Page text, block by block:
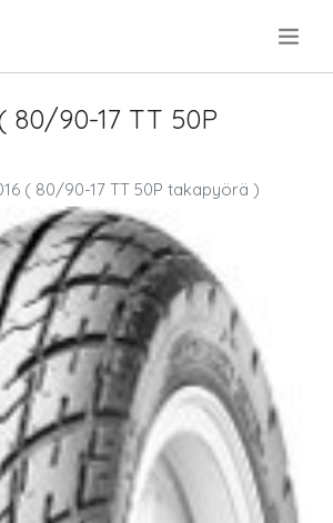
80/90-17 TT 50P
( 80/90-17 TT 50P takapyörä )